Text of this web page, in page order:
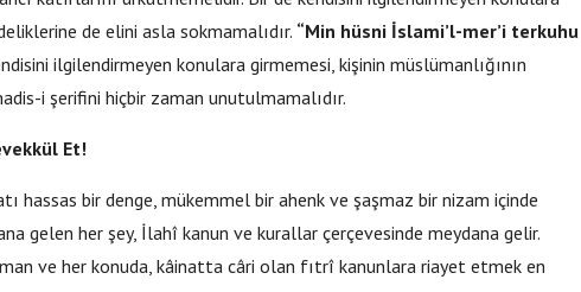
de elini asla sokmamalıdır. “Min hüsni İslami’l-mer’i terkuhu
ilgilendirmeyen konulara girmemesi, kişinin müslümanlığının
i şerifini hiçbir zaman unutulmamalıdır.
Et!
hassas bir denge, mükemmel bir ahenk ve şaşmaz bir nizam içinde
gelen her şey, İlahî kanun ve kurallar çerçevesinde meydana gelir.
ve her konuda, kâinatta câri olan fıtrî kanunlara riayet etmek en